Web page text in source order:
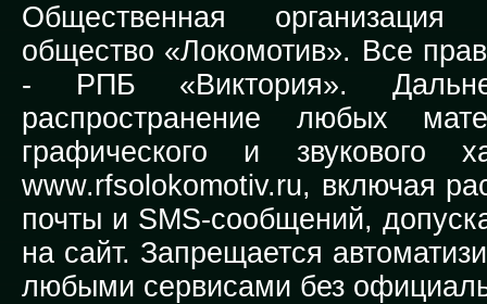
Общественная организация
общество «Локомотив». Все
- РПБ «Виктория».
распространение любых
графического и звукового
www.rfsolokomotiv.ru, включая
почты и SMS-сообщений,
на сайт. Запрещается
любыми сервисами без